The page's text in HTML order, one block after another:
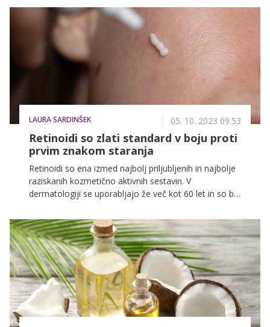
strokovnjakov, priljubljeni bestseller izdelki in nagrada
Grazia Beauty Award so le nekateri dejavniki, ki
pričajo o tem, da bomo o Bomerxu v prihodnosti
zagotovo še veliko slišali. Kdo pa sploh Bomerx je in
kakšne izdelke vse vam nudi?
LAURA SARDINŠEK 05. 10. 2023 09.53
Retinoidi so zlati standard v boju proti
prvim znakom staranja
Retinoidi so ena izmed najbolj priljubljenih in najbolje
raziskanih kozmetično aktivnih sestavin. V
dermatologiji se uporabljajo že več kot 60 let in so bili
pa so pokazale, da kažejo pozitivne učinke tudi na
pomlajevanje kože. Ker retinoidi veljajo za zlati
standard v boju proti prvim znakom staranja, jih
zaznamo predvsem v anti-age kozmetiki, ugoden
učinek pa izkazujejo tudi v izdelkih za posvetlitev kože.
Pa veste, katere retinoide uporabljamo za nego kože?